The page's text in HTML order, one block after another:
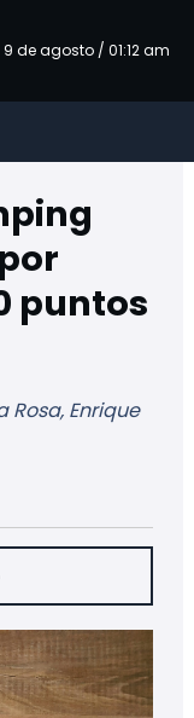
9 de agosto / 01:12 am
puntos
Rosa, Enrique